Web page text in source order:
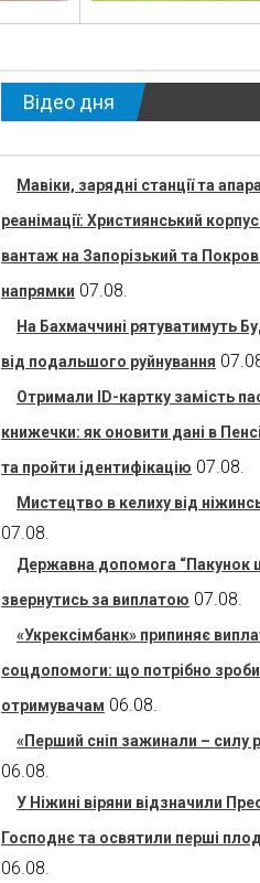
Відео дня
Мавіки, зарядні станції та
реанімації: Християнський
вантаж на Запорізький та
напрямки 07.08.
На Бахмаччині рятуватимуть
від подальшого руйнування
Отримали ID-картку замість
книжечки: як оновити дані в
та пройти ідентифікацію 07.08.
Мистецтво в келиху від
07.08.
Державна допомога “Пакунок
звернутись за виплатою 07.08.
«Укрексімбанк» припиняє
соцдопомоги: що потрібно
отримувачам 06.08.
«Перший сніп зажинали – силу
06.08.
У Ніжині віряни відзначили
Господнє та освятили перші
06.08.